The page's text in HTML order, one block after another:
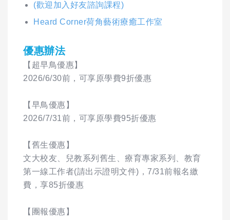
(歡迎加入好友諮詢課程)
Heard Corner荷角藝術療癒工作室
優惠辦法
【超早鳥優惠】
2026/6/30前，可享原學費9折優惠
【早鳥優惠】
2026/7/31前，可享原學費95折優惠
【舊生優惠】
文大校友、兒教系列舊生、療育專家系列、教育
第一線工作者(請出示證明文件)，7/31前報名繳
費，享85折優惠
【團報優惠】